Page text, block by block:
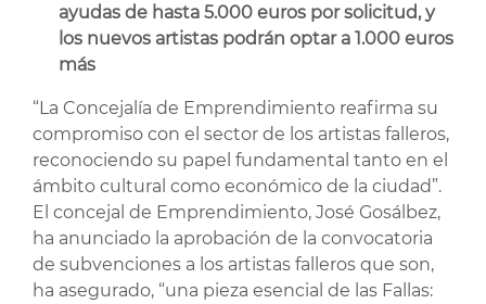
ayudas de hasta 5.000 euros por solicitud, y
los nuevos artistas podrán optar a 1.000 euros
más
“La Concejalía de Emprendimiento reafirma su
compromiso con el sector de los artistas falleros,
reconociendo su papel fundamental tanto en el
ámbito cultural como económico de la ciudad”.
El concejal de Emprendimiento, José Gosálbez,
ha anunciado la aprobación de la convocatoria
de subvenciones a los artistas falleros que son,
ha asegurado, “una pieza esencial de las Fallas: